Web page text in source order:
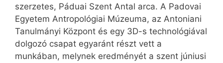
szerzetes, Páduai Szent Antal arca. A Padovai
Egyetem Antropológiai Múzeuma, az Antoniani
Tanulmányi Központ és egy 3D-s technológiával
dolgozó csapat egyaránt részt vett a
munkában, melynek eredményét a szent júniusi